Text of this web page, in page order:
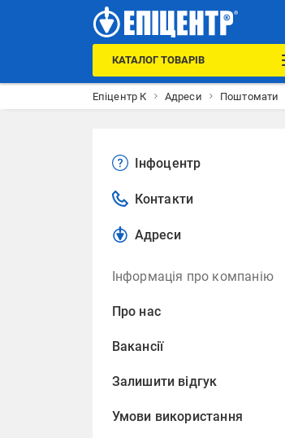
КАТАЛОГ ТОВАРІВ
Епіцентр К Адреси Поштомати
Інфоцентр
Контакти
Адреси
Інформація про компанію
Про нас
Вакансії
Залишити відгук
Умови використання